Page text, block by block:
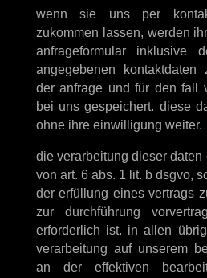
wenn sie uns per
zukommen lassen, werden
anfrageformular inklusive
angegebenen kontaktdaten
der anfrage und für den fall
bei uns gespeichert. diese
ohne ihre einwilligung weiter.
die verarbeitung dieser
von art. 6 abs. 1 lit. b dsgvo,
der erfüllung eines vertrags
zur durchführung
erforderlich ist. in allen
verarbeitung auf unserem
an der effektiven